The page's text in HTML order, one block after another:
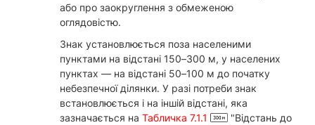
або про заокруглення з обмеженою
оглядовістю.
Знак установлюється поза населеними
пунктами на відстані 150–300 м, у населених
пунктах — на відстані 50–100 м до початку
небезпечної ділянки. У разі потреби знак
встановлюється і на іншій відстані, яка
зазначається на Табличка 7.1.1
"Відстань до